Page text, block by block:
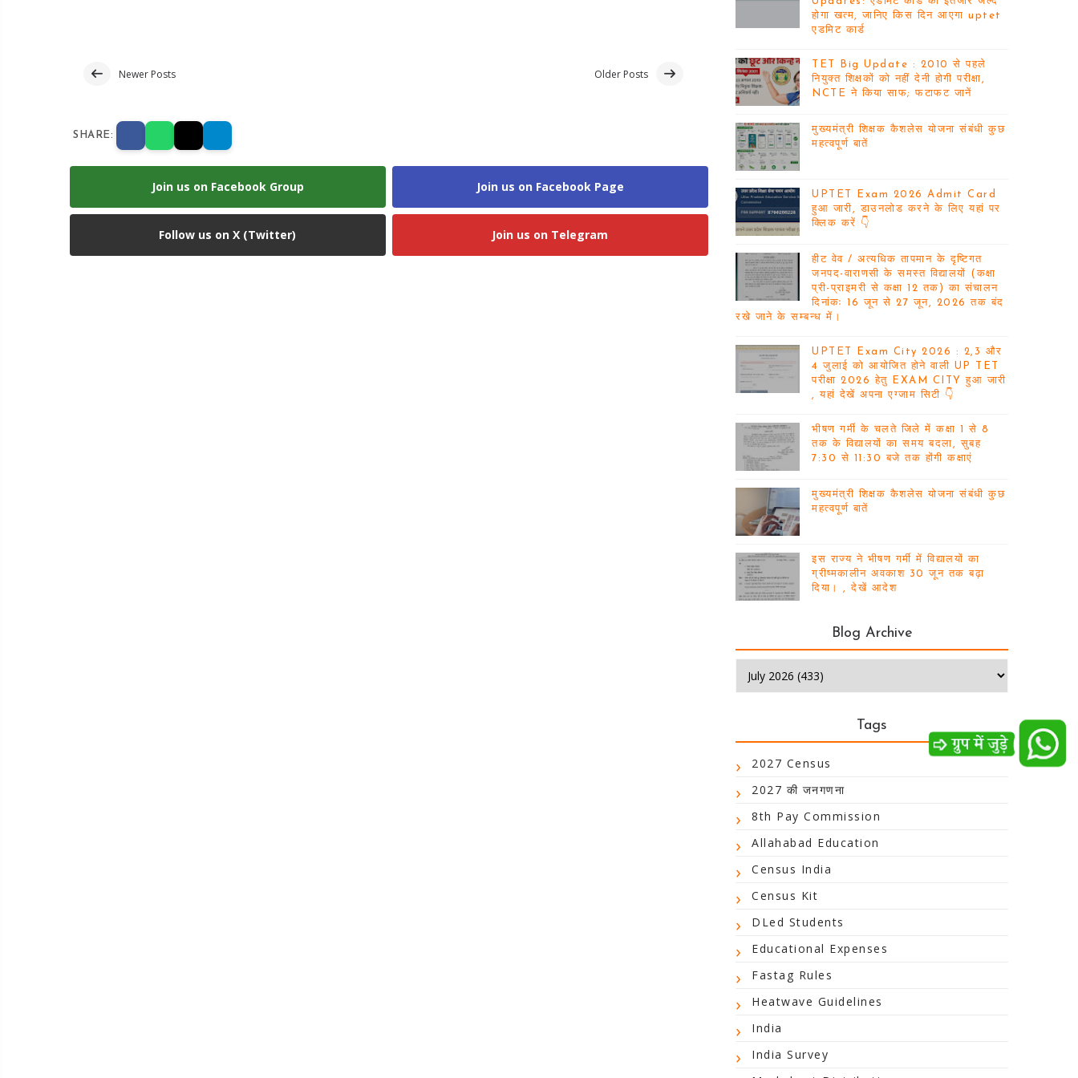
Newer Posts Older Posts
SHARE:
Join us on Facebook Group Join us on Facebook Page
Follow us on X (Twitter) Join us on Telegram
होगा खत्म, जानिए किस दिन आएगा uptet
एडमिट कार्ड
TET Big Update : 2010 से पहले
नियुक्त शिक्षकों को नहीं देनी होगी परीक्षा,
NCTE ने किया साफ; फटाफट जानें
मुख्यमंत्री शिक्षक कैशलेस योजना संबंधी कुछ
महत्वपूर्ण बातें
UPTET Exam 2026 Admit Card
हुआ जारी, डाउनलोड करने के लिए यहां पर
क्लिक करें 👇
हीट वेव / अत्यधिक तापमान के दृष्टिगत
जनपद-वाराणसी के समस्त विद्यालयों (कक्षा
प्री-प्राइमरी से कक्षा 12 तक) का संचालन
दिनांकः 16 जून से 27 जून, 2026 तक बंद
रखे जाने के सम्बन्ध में।
UPTET Exam City 2026 : 2,3 और
4 जुलाई को आयोजित होने वाली UP TET
परीक्षा 2026 हेतु EXAM CITY हुआ जारी
, यहां देखें अपना एग्जाम सिटी 👇
भीषण गर्मी के चलते जिले में कक्षा 1 से 8
तक के विद्यालयों का समय बदला, सुबह
7:30 से 11:30 बजे तक होंगी कक्षाएं
मुख्यमंत्री शिक्षक कैशलेस योजना संबंधी कुछ
महत्वपूर्ण बातें
इस राज्य ने भीषण गर्मी में विद्यालयों का
ग्रीष्मकालीन अवकाश 30 जून तक बढ़ा
दिया। , देखें आदेश
Blog Archive
Tags
2027 Census
2027 की जनगणना
8th Pay Commission
Allahabad Education
Census India
Census Kit
DLed Students
Educational Expenses
Fastag Rules
Heatwave Guidelines
India
India Survey